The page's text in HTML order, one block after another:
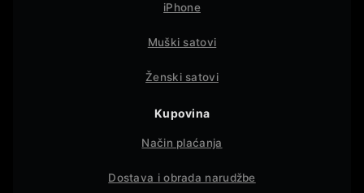
iPhone
Muški satovi
Ženski satovi
Kupovina
Način plaćanja
Dostava i obrada narudžbe